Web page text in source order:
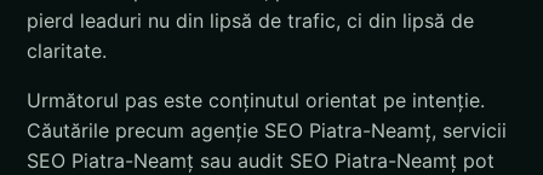
pierd leaduri nu din lipsă de trafic, ci din lipsă de
claritate.
Următorul pas este conținutul orientat pe intenție.
Căutările precum agenție SEO Piatra-Neamț, servicii
SEO Piatra-Neamț sau audit SEO Piatra-Neamț pot